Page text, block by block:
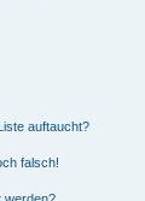
auftaucht?
falsch!